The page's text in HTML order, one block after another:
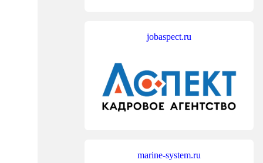
jobaspect.ru
marine-system.ru